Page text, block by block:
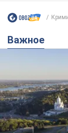
Важное